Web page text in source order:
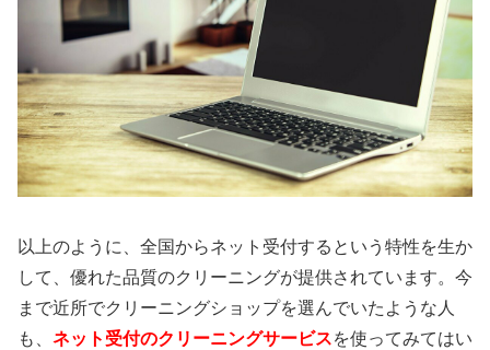
以上のように、全国からネット受付するという特性を生か
して、優れた品質のクリーニングが提供されています。今
まで近所でクリーニングショップを選んでいたような人
も、 ネット受付のクリーニングサービスを使ってみてはい